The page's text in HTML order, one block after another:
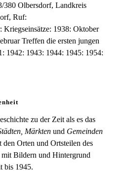
380 Olbersdorf, Landkreis
Ruf:
1938: Oktober
Treffen die ersten jungen
1942: 1943: 1944: 1945: 1954:
zu der Zeit als es das
Märkten und Gemeinden
den Orten und Ortsteilen des
mit Bildern und Hintergrund
bis 1945.